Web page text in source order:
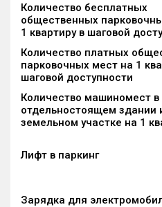
Количество бесплатных
общественных
1 квартиру в шаговой
Количество платных
парковочных мест на 1
шаговой доступности
Количество машиномест
отдельностоящем здании
земельном участке на 1
Лифт в паркинг
Зарядка для